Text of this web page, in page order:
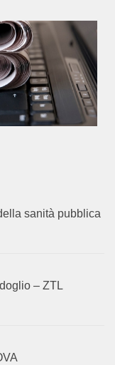
sanità pubblica
– ZTL